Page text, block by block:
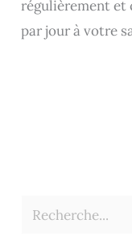
régulièrement et
par jour à votre